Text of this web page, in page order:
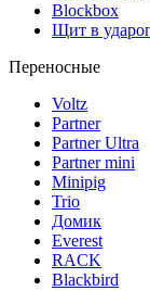
Blockbox
Щит в
Переносные
Voltz
Partner
Partner Ultra
Partner mini
Minipig
Trio
Домик
Everest
RACK
Blackbird